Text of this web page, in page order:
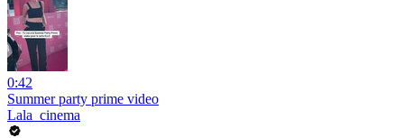
0:42
Summer party prime video
Lala_cinema